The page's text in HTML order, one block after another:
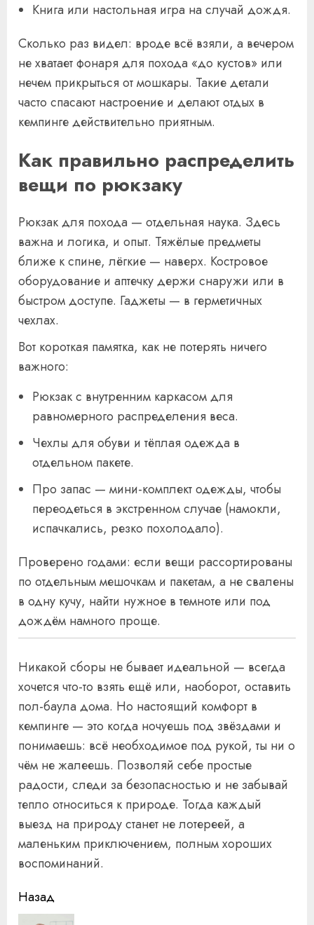
Книга или настольная игра на случай дождя.
Сколько раз видел: вроде всё взяли, а вечером
не хватает фонаря для похода «до кустов» или
нечем прикрыться от мошкары. Такие детали
часто спасают настроение и делают отдых в
кемпинге действительно приятным.
Как правильно распределить
вещи по рюкзаку
Рюкзак для похода — отдельная наука. Здесь
важна и логика, и опыт. Тяжёлые предметы
ближе к спине, лёгкие — наверх. Костровое
оборудование и аптечку держи снаружи или в
быстром доступе. Гаджеты — в герметичных
чехлах.
Вот короткая памятка, как не потерять ничего
важного:
Рюкзак с внутренним каркасом для
равномерного распределения веса.
Чехлы для обуви и тёплая одежда в
отдельном пакете.
Про запас — мини-комплект одежды, чтобы
переодеться в экстренном случае (намокли,
испачкались, резко похолодало).
Проверено годами: если вещи рассортированы
по отдельным мешочкам и пакетам, а не свалены
в одну кучу, найти нужное в темноте или под
дождём намного проще.
Никакой сборы не бывает идеальной — всегда
хочется что-то взять ещё или, наоборот, оставить
пол-баула дома. Но настоящий комфорт в
кемпинге — это когда ночуешь под звёздами и
понимаешь: всё необходимое под рукой, ты ни о
чём не жалеешь. Позволяй себе простые
радости, следи за безопасностью и не забывай
тепло относиться к природе. Тогда каждый
выезд на природу станет не лотереей, а
маленьким приключением, полным хороших
воспоминаний.
Продолжить
Назад